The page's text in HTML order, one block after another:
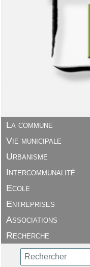
La commune
Vie municipale
Urbanisme
Intercommunalité
Ecole
Entreprises
Associations
Recherche